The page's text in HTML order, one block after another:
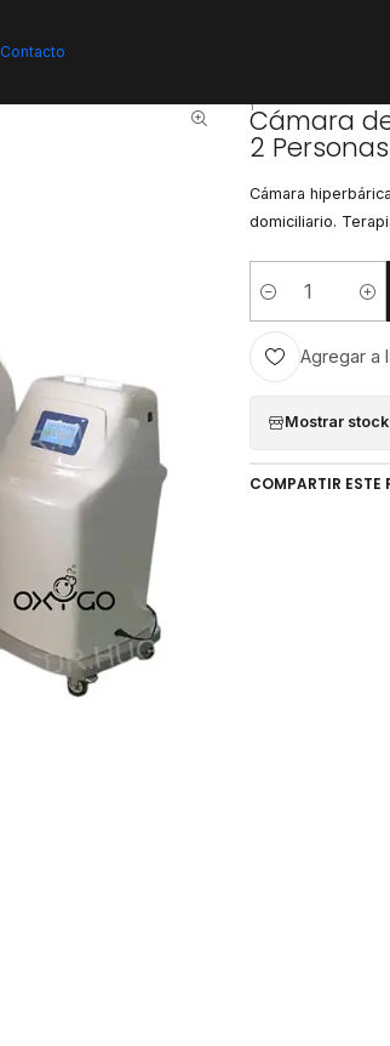
Contacto
Cámara de Oxígeno Hiperbárica Paramount
|
Cámara
2
Cámara
domiciliario.
Cantidad
Agregar a
Mostrar
COMPARTIR ESTE